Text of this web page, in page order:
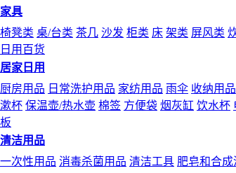
家具
椅凳类 桌/台类 茶几 沙发 柜类 床 架类 屏风类
日用百货
居家日用
厨房用品 日常洗护用品 家纺用品 雨伞 收纳用品
漱杯 保温壶/热水壶 棉签 方便袋 烟灰缸 饮水杯
板
清洁用品
一次性用品 消毒杀菌用品 清洁工具 肥皂和合成